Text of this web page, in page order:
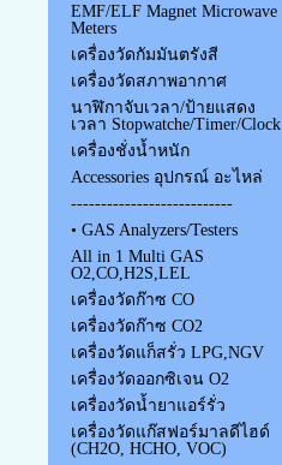
EMF/ELF Magnet Microwave
Meters
เครื่องวัดกัมมันตรังสี
เครื่องวัดสภาพอากาศ
นาฬิกาจับเวลา/ป้ายแสดง
เวลา Stopwatche/Timer/Clock
เครื่องชั่งน้ำหนัก
Accessories อุปกรณ์ อะไหล่
---------------------------
• GAS Analyzers/Testers
All in 1 Multi GAS
O2,CO,H2S,LEL
เครื่องวัดก๊าซ CO
เครื่องวัดก๊าซ CO2
เครื่องวัดแก็สรั่ว LPG,NGV
เครื่องวัดออกซิเจน O2
เครื่องวัดน้ำยาแอร์รั่ว
เครื่องวัดแก๊สฟอร์มาลดีไฮด์
(CH2O, HCHO, VOC)